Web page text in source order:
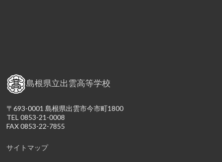
島根県立出雲高等学校
〒693-0001 島根県出雲市今市町1800
TEL 0853-21-0008
FAX 0853-22-7855
サイトマップ